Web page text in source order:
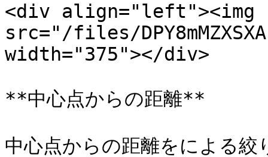
<div align="left"><img
src="/files/
width="375"></div>
**中心点からの距離**
中心点からの距離をによる絞